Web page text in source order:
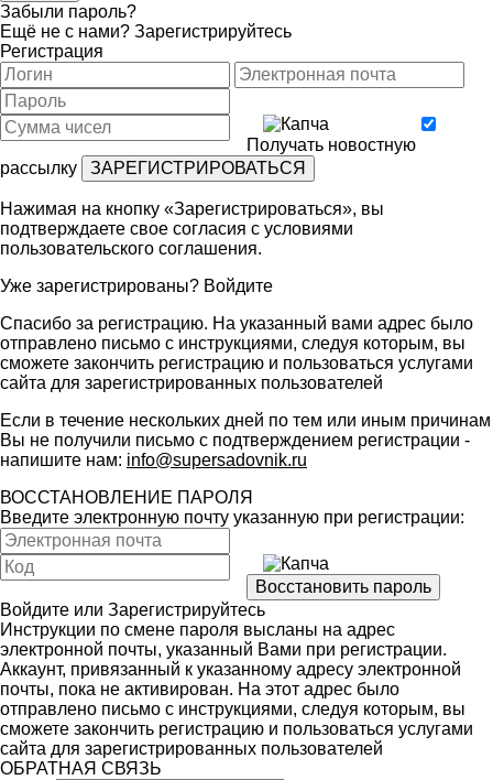
Забыли пароль?
Ещё не с нами? Зарегистрируйтесь
Регистрация
Получать новостную
рассылку
Нажимая на кнопку «Зарегистрироваться», вы
подтверждаете свое согласия с условиями
пользовательского соглашения.
Уже зарегистрированы? Войдите
Спасибо за регистрацию. На указанный вами адрес было
отправлено письмо с инструкциями, следуя которым, вы
сможете закончить регистрацию и пользоваться услугами
сайта для зарегистрированных пользователей
Если в течение нескольких дней по тем или иным причинам
Вы не получили письмо с подтверждением регистрации -
напишите нам: info@supersadovnik.ru
ВОССТАНОВЛЕНИЕ ПАРОЛЯ
Введите электронную почту указанную при регистрации:
Войдите или Зарегистрируйтесь
Инструкции по смене пароля высланы на адрес
электронной почты, указанный Вами при регистрации.
Аккаунт, привязанный к указанному адресу электронной
почты, пока не активирован. На этот адрес было
отправлено письмо с инструкциями, следуя которым, вы
сможете закончить регистрацию и пользоваться услугами
сайта для зарегистрированных пользователей
ОБРАТНАЯ СВЯЗЬ